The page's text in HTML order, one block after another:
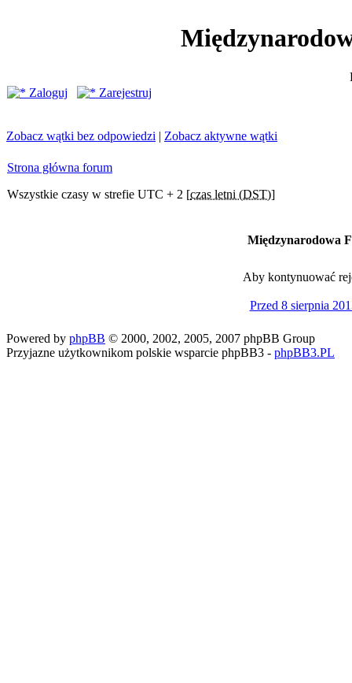
Zaloguj
Zarejestruj
Zobacz wątki bez odpowiedzi | Zobacz aktywne wątki
Strona główna forum
Wszystkie czasy w strefie UTC + 2 [czas letni (DST)]
Międzynarodowa
Aby kontynuować
Przed 8 sierpnia
Powered by phpBB © 2000, 2002, 2005, 2007 phpBB Group
Przyjazne użytkownikom polskie wsparcie phpBB3 - phpBB3.PL